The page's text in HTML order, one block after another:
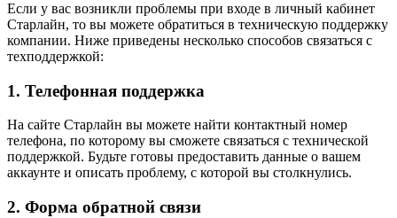
Если у вас возникли проблемы при входе в личный кабинет
Старлайн, то вы можете обратиться в техническую поддержку
компании. Ниже приведены несколько способов связаться с
техподдержкой:
1. Телефонная поддержка
На сайте Старлайн вы можете найти контактный номер
телефона, по которому вы сможете связаться с технической
поддержкой. Будьте готовы предоставить данные о вашем
аккаунте и описать проблему, с которой вы столкнулись.
2. Форма обратной связи